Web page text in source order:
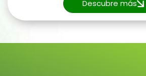
Descubre más